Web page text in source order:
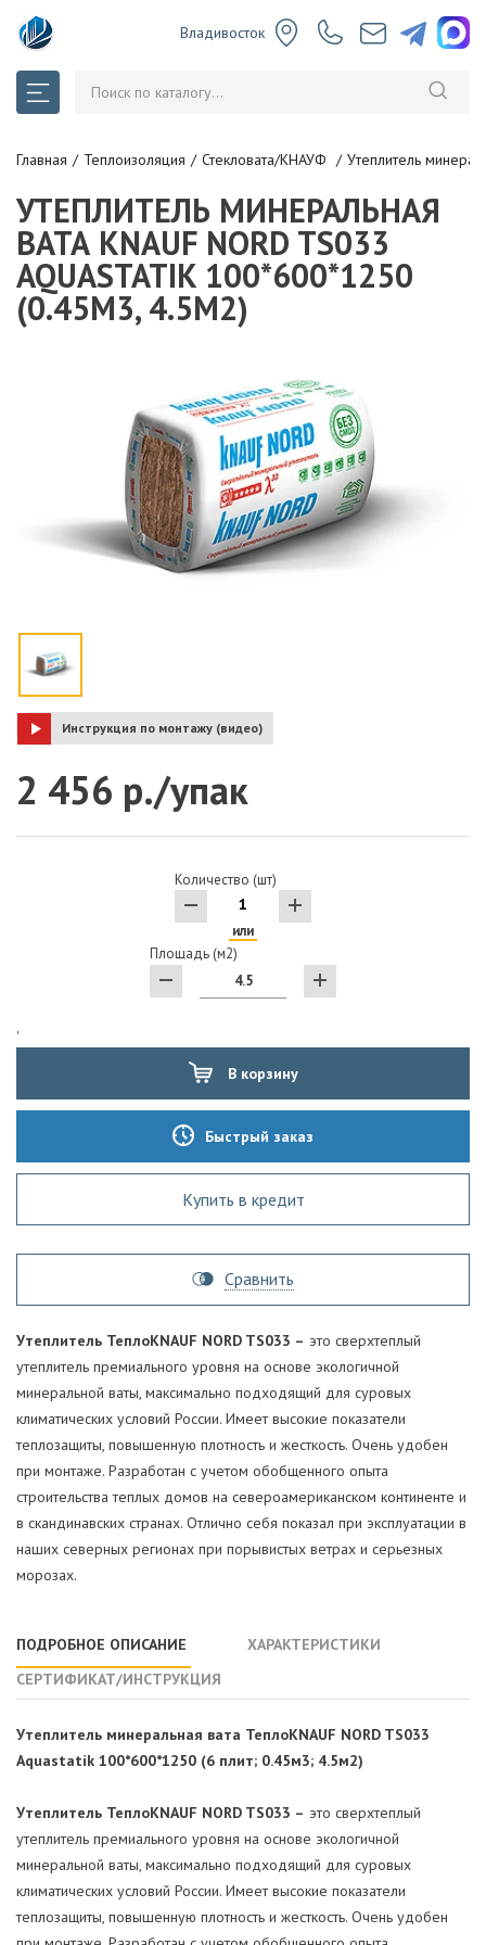
Владивосток
Главная Теплоизоляция Стекловата/КНАУФ Утеплитель
УТЕПЛИТЕЛЬ МИНЕРАЛЬНАЯ
ВАТА KNAUF NORD TS033
AQUASTATIK 100*600*1250
(0.45М3, 4.5М2)
Инструкция по монтажу (видео)
2 456 р./упак
Количество (шт)
или
Площадь (м2)
'
В корзину
Быстрый заказ
Купить в кредит
Сравнить
Утеплитель ТеплоKNAUF NORD TS033 – это сверхтеплый
утеплитель премиального уровня на основе экологичной
минеральной ваты, максимально подходящий для суровых
климатических условий России. Имеет высокие показатели
теплозащиты, повышенную плотность и жесткость. Очень удобен
при монтаже. Разработан с учетом обобщенного опыта
строительства теплых домов на североамериканском континенте и
в скандинавских странах. Отлично себя показал при эксплуатации в
наших северных регионах при порывистых ветрах и серьезных
морозах.
ПОДРОБНОЕ ОПИСАНИЕ
ХАРАКТЕРИСТИКИ
СЕРТИФИКАТ/ИНСТРУКЦИЯ
Утеплитель минеральная вата ТеплоKNAUF NORD TS033
Aquastatik 100*600*1250 (6 плит; 0.45м3; 4.5м2)
Утеплитель ТеплоKNAUF NORD TS033 – это сверхтеплый
утеплитель премиального уровня на основе экологичной
минеральной ваты, максимально подходящий для суровых
климатических условий России. Имеет высокие показатели
теплозащиты, повышенную плотность и жесткость. Очень удобен